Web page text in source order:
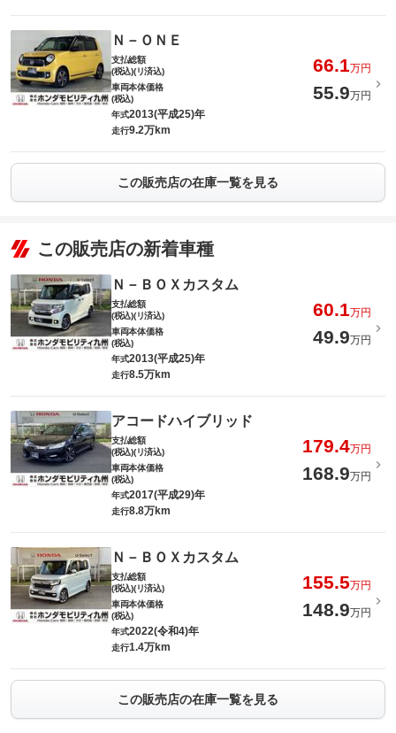
Ｎ－ＯＮＥ
支払総額
(税込)(リ済込)
66.1万円
車両本体価格
(税込)
55.9万円
年式2013(平成25)年
走行9.2万km
この販売店の在庫一覧を見る
この販売店の新着車種
Ｎ－ＢＯＸカスタム
支払総額
(税込)(リ済込)
60.1万円
車両本体価格
(税込)
49.9万円
年式2013(平成25)年
走行8.5万km
アコードハイブリッド
支払総額
(税込)(リ済込)
179.4万円
車両本体価格
(税込)
168.9万円
年式2017(平成29)年
走行8.8万km
Ｎ－ＢＯＸカスタム
支払総額
(税込)(リ済込)
155.5万円
車両本体価格
(税込)
148.9万円
年式2022(令和4)年
走行1.4万km
この販売店の在庫一覧を見る